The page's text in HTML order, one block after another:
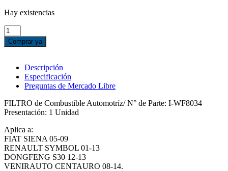
Hay existencias
FILTRO
COMBUSTIBLE
I-
SIENA/
SYMBOL/
S30/
cantidad
Comprar ya
Descripción
Especificación
Preguntas de Mercado Libre
FILTRO de Combustible Automotríz/ N° de Parte: I-WF8034
Presentación: 1 Unidad
Aplica a:
FIAT SIENA 05-09
RENAULT SYMBOL 01-13
DONGFENG S30 12-13
VENIRAUTO CENTAURO 08-14.